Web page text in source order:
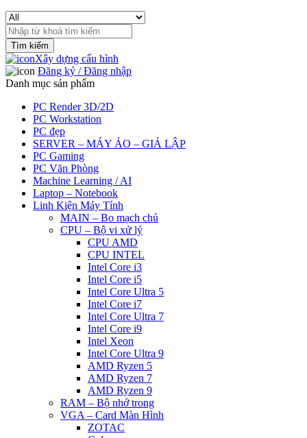
Search
for:
Xây dựng cấu hình
Đăng ký / Đăng nhập
Danh mục sản phẩm
PC Render 3D/2D
PC Workstation
PC đẹp
SERVER – MÁY ẢO – GIẢ LẬP
PC Gaming
PC Văn Phòng
Machine Learning / AI
Laptop – Notebook
Linh Kiện Máy Tính
MAIN – Bo mạch chủ
CPU – Bộ vi xử lý
CPU AMD
CPU INTEL
Intel Core i3
Intel Core i5
Intel Core Ultra 5
Intel Core i7
Intel Core Ultra 7
Intel Core i9
Intel Xeon
Intel Core Ultra 9
AMD Ryzen 5
AMD Ryzen 7
AMD Ryzen 9
RAM – Bộ nhớ trong
VGA – Card Màn Hình
ZOTAC